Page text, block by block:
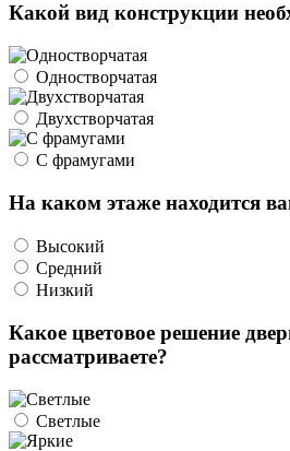
Какой вид конструкции
Одностворчатая
Двухстворчатая
С фрамугами
На каком этаже находится
Высокий
Средний
Низкий
Какое цветовое решение
рассматриваете?
Светлые